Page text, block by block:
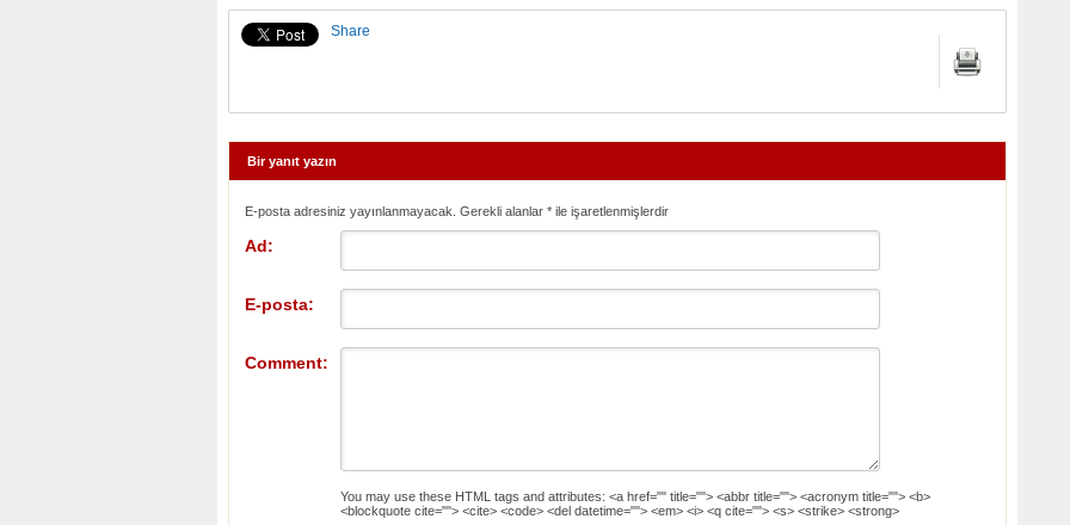
Share
Bir yanıt yazın
E-posta adresiniz yayınlanmayacak. Gerekli alanlar * ile işaretlenmişlerdir
Ad:
E-posta:
Comment:
You may use these HTML tags and attributes: <a href="" title=""> <abbr title=""> <acronym title=""> <b>
<blockquote cite=""> <cite> <code> <del datetime=""> <em> <i> <q cite=""> <s> <strike> <strong>